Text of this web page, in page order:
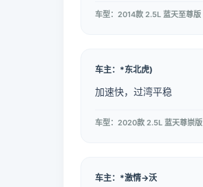
车型：2014款 2.5L 蓝天至尊版
车主：*东北虎)
加速快，过湾平稳
车型：2020款 2.5L 蓝天尊崇版
车主：*激情→沃